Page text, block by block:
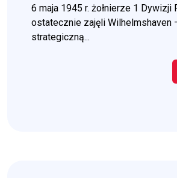
6 maja 1945 r. żołnierze 1 Dywizji
ostatecznie zajęli Wilhelmshaven
strategiczną...